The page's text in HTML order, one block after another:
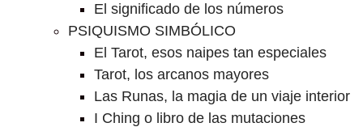
El significado de los números
PSIQUISMO SIMBÓLICO
El Tarot, esos naipes tan especiales
Tarot, los arcanos mayores
Las Runas, la magia de un viaje interior
I Ching o libro de las mutaciones